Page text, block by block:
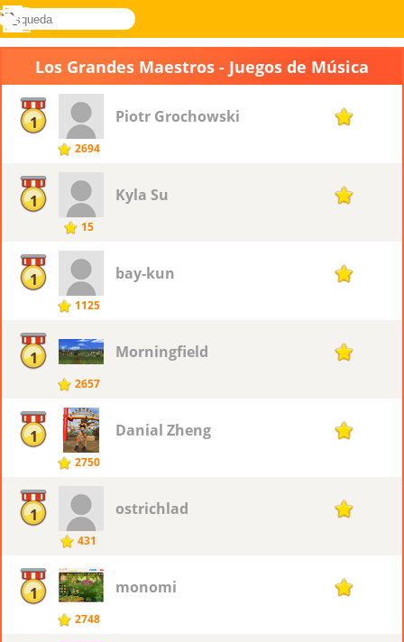
Novel
búsqueda
Acceder
Menú
Los Grandes Maestros - Juegos de Música
1
2694
Piotr ​Grochowski 15
1
15
Kyla Su 15
1
1125
bay-kun 15
1
2657
Morningfield 15
1
2750
Danial Zheng 15
1
431
ostrichlad 15
1
2748
monomi 15